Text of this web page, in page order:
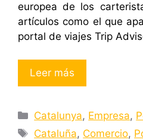
europea de los
artículos como el que
portal de viajes Trip
Leer más
Categorías
Catalunya, Empresa,
Etiquetas
Cataluña, Comercio,